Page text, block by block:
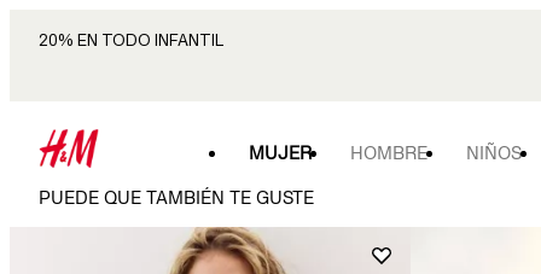
20% EN TODO INFANTIL
MUJER HOMBRE NIÑOS
PUEDE QUE TAMBIÉN TE GUSTE